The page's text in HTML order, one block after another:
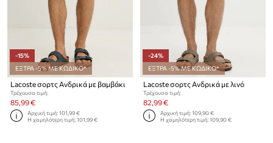
-15%
ΕΞΤΡΑ -5% ΜΕ ΚΩΔΙΚΟ*
Lacoste σορτς Ανδρικά με βαμβάκι
Τρέχουσα τιμή:
85,99 €
Αρχική τιμή:101,99 €
Η χαμηλότερη τιμή:101,99 €
-24%
ΕΞΤΡΑ -5% ΜΕ ΚΩΔΙΚΟ*
Lacoste σορτς Ανδρικά με λινό
Τρέχουσα τιμή:
82,99 €
Αρχική τιμή:109,90 €
Η χαμηλότερη τιμή:109,90 €